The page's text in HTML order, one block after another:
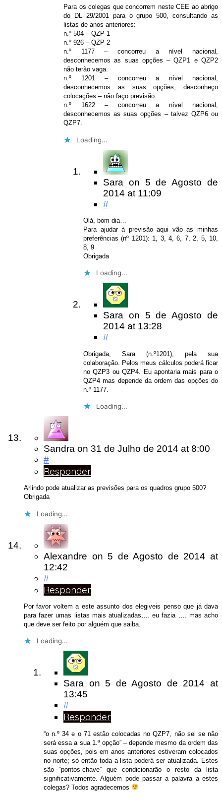
Para os colegas que concorrem neste CEE ao abrigo
do DL 29/2001 para o grupo 500, consultando as
listas de anos anteriores:
n.º 504 – QZP 1
n.º 926 – QZP 2
n.º 1177 – concorreu a nível nacional,
desconhecemos as suas opções – QZP1 e QZP2
não terão vaga.
n.º 1201 – concorreu a nível nacional,
desconhecemos as suas opções, desconheço
colocações – não faço previsão.
n.º 1622 – concorreu a nível nacional,
desconhecemos as suas opções – talvez QZP6 ou
QZP7.
Loading...
Sara on 5 de Agosto de
2014 at 11:09
#
Olá, bom dia…
Para ajudar à previsão aqui vão as minhas
preferências (nº 1201): 1, 3, 4, 6, 7, 2, 5, 10,
8, 9
Obrigada
Loading...
Sara on 5 de Agosto de
2014 at 13:28
#
Obrigada, Sara (n.º1201), pela sua
colaboração. Pelos meus cálculos poderá ficar
no QZP3 ou QZP4. Eu apontaria mais para o
QZP4 mas depende da ordem das opções do
n.º 1177.
Loading...
Sandra on 31 de Julho de 2014 at 8:00
#
Responder
Arlindo pode atualizar as previsões para os quadros grupo 500?
Obrigada
Loading...
Alexandre on 5 de Agosto de 2014at
12:42
#
Responder
Por favor voltem a este assunto dos elegiveis penso que já dava
para fazer umas listas mais atualizadas…. eu fazia …. mas acho
que deve ser feito por alguém que saiba.
Loading...
Sara on 5 de Agosto de 2014at
13:45
#
Responder
“o n.º 34 e o 71 estão colocadas no QZP7, não sei se não
será essa a sua 1.ª opção” – depende mesmo da ordem das
suas opções, pois em anos anteriores estiveram colocados
no norte; só então toda a lista poderá ser atualizada. Estes
são “pontos-chave” que condicionarão o resto da lista
significativamente. Alguém pode passar a palavra a estes
colegas? Todos agradecemos